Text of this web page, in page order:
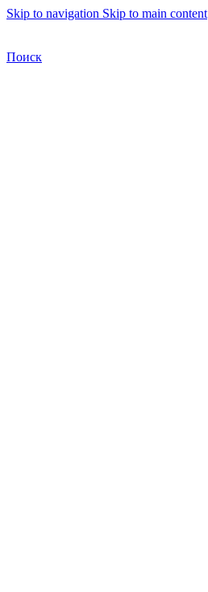
Skip to navigation Skip to main content
Поиск